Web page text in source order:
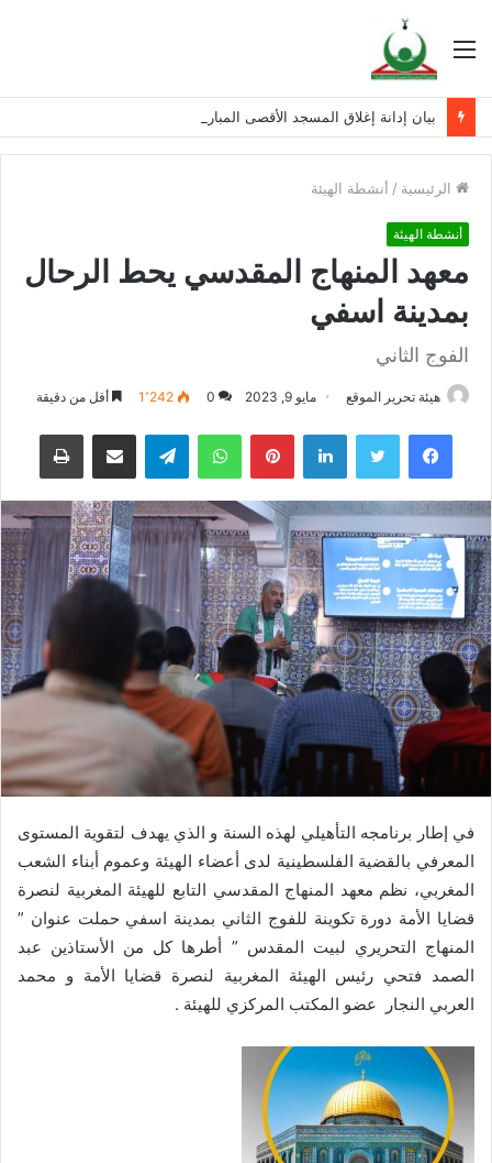
القائمة
بيان إدانة إغلاق المسجد الأقصى المبارك
الرئيسية / أنشطة الهيئة
أنشطة الهيئة
معهد المنهاج المقدسي يحط الرحال
بمدينة اسفي
الفوج الثاني
هيئة تحرير الموقع مايو 9, 2023 0 1٬242 أقل من دقيقة
فيسبوك تويتر لينكدإن بينتيريستواتساب تيلقرام مشاركة عبر البريد طباعة
في إطار برنامجه التأهيلي لهذه السنة و الذي يهدف لتقوية المستوى
المعرفي بالقضية الفلسطينية لدى أعضاء الهيئة وعموم أبناء الشعب
المغربي، نظم معهد المنهاج المقدسي التابع للهيئة المغربية لنصرة
قضايا الأمة دورة تكوينة للفوج الثاني بمدينة اسفي حملت عنوان ”
المنهاج التحريري لبيت المقدس ” أطرها كل من الأستاذين عبد
الصمد فتحي رئيس الهيئة المغربية لنصرة قضايا الأمة و محمد
العربي النجار عضو المكتب المركزي للهيئة .